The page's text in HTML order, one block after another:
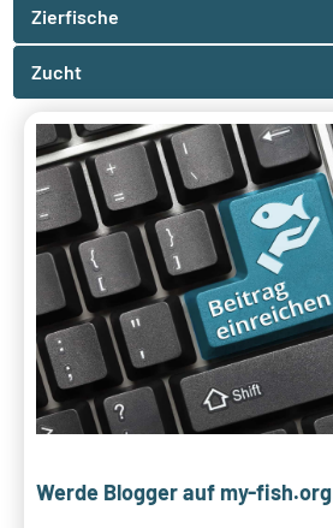
Zierfische
Zucht
Werde Blogger auf my-fish.org